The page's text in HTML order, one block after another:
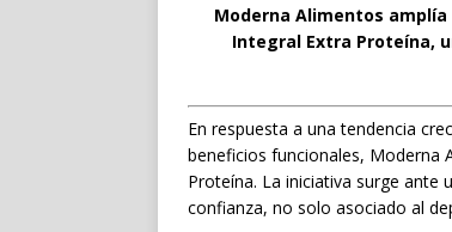
Moderna Alimentos
Integral Extra Proteína,
En respuesta a una tendencia
beneficios funcionales, Moderna
Proteína. La iniciativa surge ante
confianza, no solo asociado al